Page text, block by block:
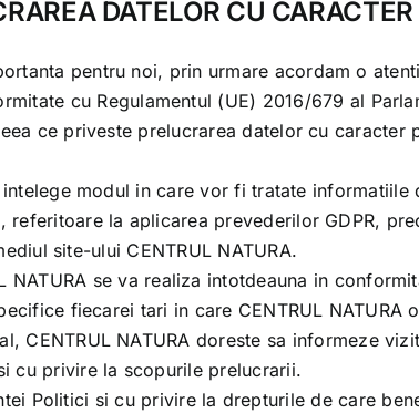
DATELOR CU
pentru noi, prin urmare acordam o
cu Regulamentul (UE) 2016/679 al
ce priveste prelucrarea datelor cu caracter
modul in care vor fi tratate informatiile
, referitoare la aplicarea prevederilor GDPR,
site-ului CENTRUL NATURA.
NATURA se va realiza intotdeauna in
fiecarei tari in care CENTRUL NATURA
CENTRUL NATURA doreste sa informeze
cu privire la scopurile prelucrarii.
Politici si cu privire la drepturile de care